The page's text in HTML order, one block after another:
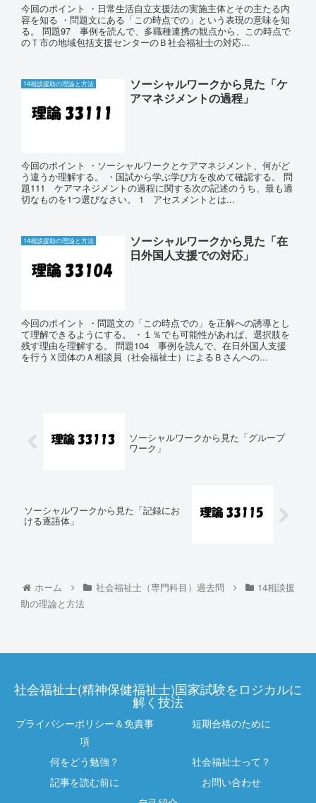
今回のポイント ・日常生活自立支援法の実施主体とその主たる内
容を知る ・問題文にある「この時点での」という表現の意味を知
る。 問題97 事例を読んで、多職種連携の観点から、この時点で
のＴ市の地域包括支援センターのＢ社会福祉士の対応...
14相談援助の理論と方法
ソーシャルワークから見た「ケ
アマネジメントの過程」
今回のポイント ・ソーシャルワークとケアマネジメント、何がど
う違うか理解する。 ・国試から学ぶ学び方を改めて確認する。 問
題111 ケアマネジメントの過程に関する次の記述のうち、最も適
切なものを1つ選びなさい。 1 アセスメントとは...
14相談援助の理論と方法
ソーシャルワークから見た「在
日外国人支援での対応」
今回のポイント ・問題文の「この時点での」を正解への誘導とし
て理解できるようにする。 ・１％でも可能性があれば、選択肢を
残す理由を理解する。 問題104 事例を読んで、在日外国人支援
を行うＸ団体のＡ相談員（社会福祉士）によるＢさんへの...
ソーシャルワークから見た「グループ
ワーク」
ソーシャルワークから見た「記録にお
ける逐語体」
ホーム 社会福祉士（専門科目）過去問
14相談援
助の理論と方法
社会福祉士(精神保健福祉士)国家試験をロジカルに
解く技法
プライバシーポリシー＆免責事
項
短期合格のために
何をどう勉強？
社会福祉士って？
記事を読む前に
お問い合わせ